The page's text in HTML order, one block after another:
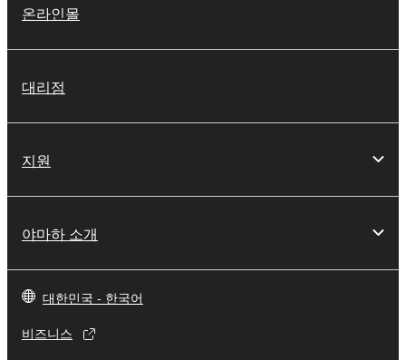
온라인몰
대리점
지원
야마하 소개
대한민국 - 한국어
비즈니스